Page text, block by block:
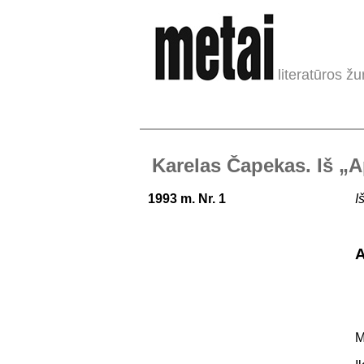
literatūros
Karelas Čapekas. Iš
1993 m. Nr. 1